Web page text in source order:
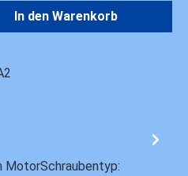
den gewünschten
In den Warenkorb
MotorSchraubentyp: